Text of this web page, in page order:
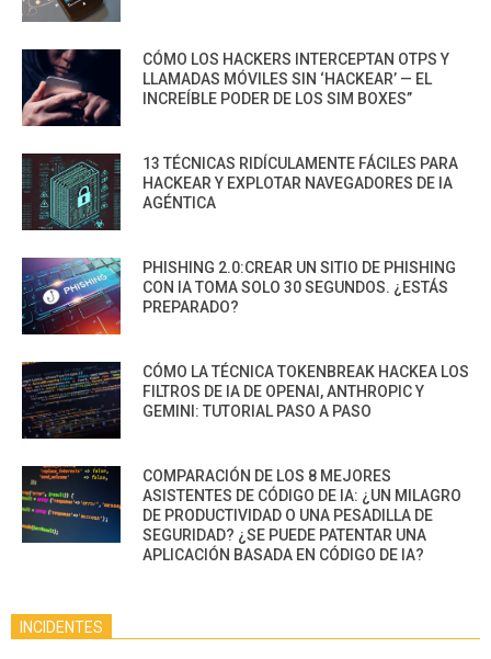
CÓMO LOS HACKERS INTERCEPTAN OTPS Y
LLAMADAS MÓVILES SIN ‘HACKEAR’ — EL
INCREÍBLE PODER DE LOS SIM BOXES”
13 TÉCNICAS RIDÍCULAMENTE FÁCILES PARA
HACKEAR Y EXPLOTAR NAVEGADORES DE IA
AGÉNTICA
PHISHING 2.0:CREAR UN SITIO DE PHISHING
CON IA TOMA SOLO 30 SEGUNDOS. ¿ESTÁS
PREPARADO?
CÓMO LA TÉCNICA TOKENBREAK HACKEA LOS
FILTROS DE IA DE OPENAI, ANTHROPIC Y
GEMINI: TUTORIAL PASO A PASO
COMPARACIÓN DE LOS 8 MEJORES
ASISTENTES DE CÓDIGO DE IA: ¿UN MILAGRO
DE PRODUCTIVIDAD O UNA PESADILLA DE
SEGURIDAD? ¿SE PUEDE PATENTAR UNA
APLICACIÓN BASADA EN CÓDIGO DE IA?
INCIDENTES